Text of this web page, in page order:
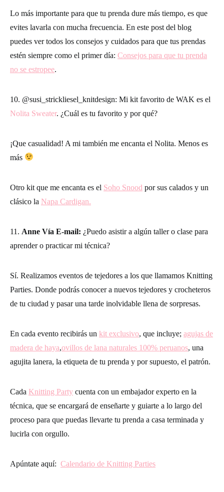
Lo más importante para que tu prenda dure más tiempo, es que
evites lavarla con mucha frecuencia. En este post del blog
puedes ver todos los consejos y cuidados para que tus prendas
estén siempre como el primer día: Consejos para que tu prenda
no se estropee.
10. @susi_strickliesel_knitdesign: Mi kit favorito de WAK es el
Nolita Sweater. ¿Cuál es tu favorito y por qué?
¡Que casualidad! A mi también me encanta el Nolita. Menos es
más
Otro kit que me encanta es el Soho Snood por sus calados y un
clásico la Napa Cardigan.
11. Anne Vía E-mail: ¿Puedo asistir a algún taller o clase para
aprender o practicar mi técnica?
Sí. Realizamos eventos de tejedores a los que llamamos Knitting
Parties. Donde podrás conocer a nuevos tejedores y crocheteros
de tu ciudad y pasar una tarde inolvidable llena de sorpresas.
En cada evento recibirás un kit exclusivo, que incluye; agujas de
madera de haya,ovillos de lana naturales 100% peruanos, una
agujita lanera, la etiqueta de tu prenda y por supuesto, el patrón.
Cada Knitting Party cuenta con un embajador experto en la
técnica, que se encargará de enseñarte y guiarte a lo largo del
proceso para que puedas llevarte tu prenda a casa terminada y
lucirla con orgullo.
Apúntate aquí: Calendario de Knitting Parties